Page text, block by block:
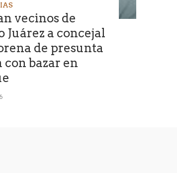
vecinos de
Juárez a concejal
de presunta
con bazar en